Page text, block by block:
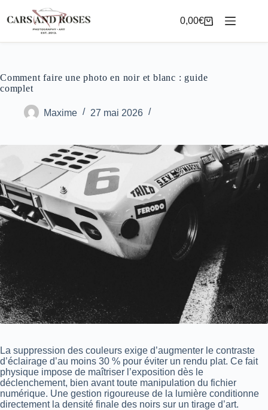
au
contenu
Panier
0,00€
Comment faire une photo en noir et blanc : guide
complet
Maxime 27 mai 2026
La suppression des couleurs exige d’augmenter le contraste
d’éclairage d’au moins 30 % pour éviter un rendu plat. Ce fait
physique impose de maîtriser l’exposition dès le
déclenchement, bien avant toute manipulation du fichier
numérique. Une gestion rigoureuse de la lumière conditionne
directement la densité finale des noirs sur un tirage d’art.